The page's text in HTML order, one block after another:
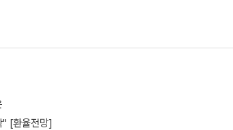
" [환율전망]